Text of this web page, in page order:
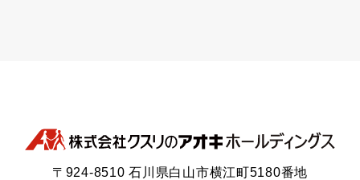
〒924-8510 石川県白山市横江町5180番地